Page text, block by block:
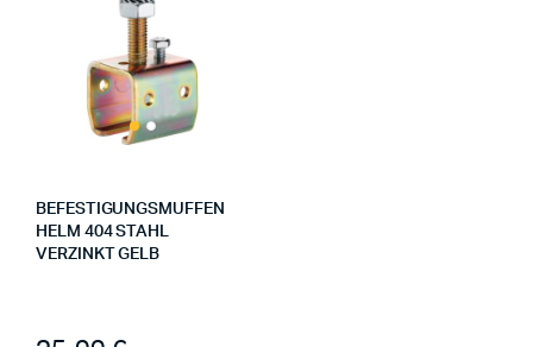
BEFESTIGUNGSMUFFEN
HELM 404 STAHL
VERZINKT GELB